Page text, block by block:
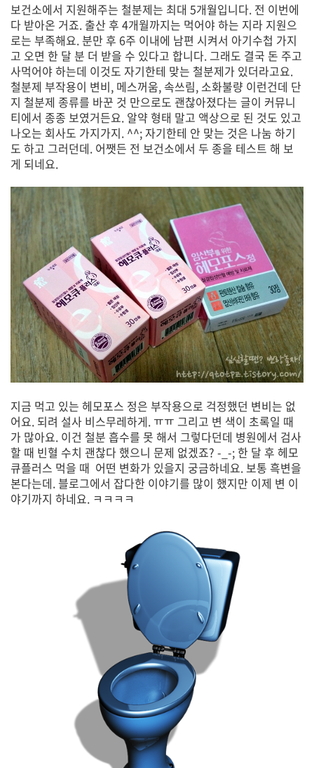
보건소에서 지원해주는 철분제는 최대 5개월입니다. 전 이번에
다 받아온 거죠. 출산 후 4개월까지는 먹어야 하는 지라 지원으
로는 부족해요. 분만 후 6주 이내에 남편 시켜서 아기수첩 가지
고 오면 한 달 분 더 받을 수 있다고 합니다. 그래도 결국 돈 주고
사먹어야 하는데 이것도 자기한테 맞는 철분제가 있더라고요.
철분제 부작용이 변비, 메스꺼움, 속쓰림, 소화불량 이런건데 단
지 철분제 종류를 바꾼 것 만으로도 괜찮아졌다는 글이 커뮤니
티에서 종종 보였거든요. 알약 형태 말고 액상으로 된 것도 있고
나오는 회사도 가지가지. ^^; 자기한테 안 맞는 것은 나눔 하기
도 하고 그러던데. 어쨋든 전 보건소에서 두 종을 테스트 해 보
게 되네요.
지금 먹고 있는 헤모포스 정은 부작용으로 걱정했던 변비는 없
어요. 되려 설사 비스무레하게. ㅠㅠ 그리고 변 색이 초록일 때
가 많아요. 이건 철분 흡수를 못 해서 그렇다던데 병원에서 검사
할 때 빈혈 수치 괜찮다 했으니 문제 없겠죠? -_-; 한 달 후 헤모
큐플러스 먹을 때 어떤 변화가 있을지 궁금하네요. 보통 흑변을
본다는데. 블로그에서 잡다한 이야기를 많이 했지만 이제 변 이
야기까지 하네요. ㅋㅋㅋㅋ